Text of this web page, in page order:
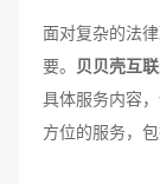
面对复杂的法
要。
贝贝壳互
具体服务内容
方位的服务，包